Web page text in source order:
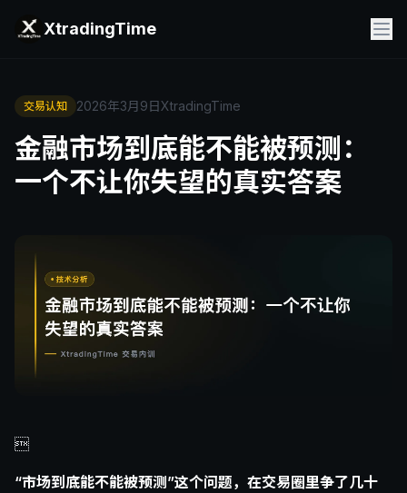
XtradingTime
交易认知 2026年3月9日XtradingTime
金融市场到底能不能被预测：
一个不让你失望的真实答案

“市场到底能不能被预测”这个问题，在交易圈里争了几十